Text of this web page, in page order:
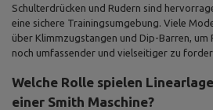
Schulterdrücken und Rudern sind
eine sichere Trainingsumgebung. Viele
über Klimmzugstangen und Dip-Barren, um
noch umfassender und vielseitiger zu
Welche Rolle spielen
einer Smith Maschine?